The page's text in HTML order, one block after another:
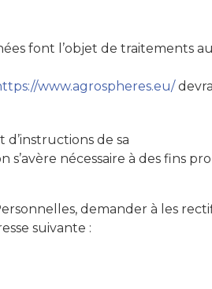
font l’objet de traitements
www.agrospheres.eu/
d’instructions de sa
s’avère nécessaire à des fins
demander à les
suivante :